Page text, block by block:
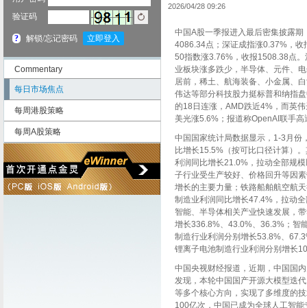
Commentary
每日市场焦点
每周港股策略
每周A股策略
2026/04/28 09:26
中国A股一季报进入最后密集披露期
4086.34点；深证成指涨0.37% ，收
50指数涨3.76% ，收报1508.38点
业板块涨多跌少，半导体、元件、
居前，稀土、航海装备、小金属、
伟达等部分科技股力挺标普和纳指
的18 日连涨， AMD跌近4% ，而英
美光涨5.6% ；报道称OpenAI 联手高
中 国 国家统计局数据显示， 1-3 月份
比增长15.5% （按可比口径计算）
利润同比增长21.0% ，拉动全部规
子行业受生产较好、价格回升等因
增长的主要力量；铁路船舶航空航
制造业利润同比增长47.4% ，拉动
智能、半导体相关产业快速发展，
增长336.8%、 43.0%、 36.3% ；智
制造行业利润分别增长53.8%、
锂离子电池制造行业利润分别增长
中 国央视财经报道，近期， 中 国 国
发现，本轮中 国 国产开源大模型迭
等多个核心方向，实现了多维度的
100亿次， 中 国 已成为全球人工智